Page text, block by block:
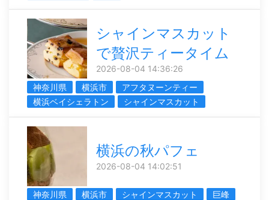
シャインマスカット
で贅沢ティータイム
2026-08-04 14:36:26
神奈川県
横浜市
アフタヌーンティー
横浜ベイシェラトン
シャインマスカット
横浜の秋パフェ
2026-08-04 14:02:51
神奈川県 横浜市 シャインマスカット
巨峰